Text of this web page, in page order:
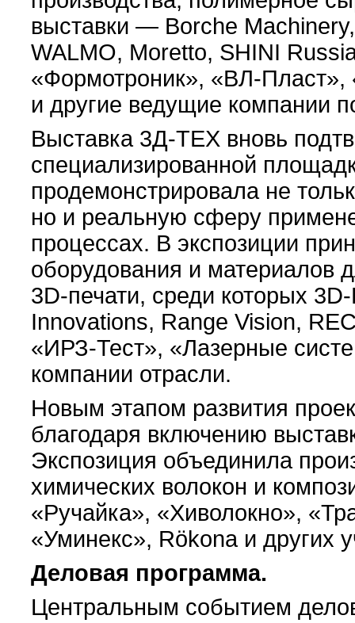
выставки — Borche
WALMO, Moretto, SHINI
«Формотроник», «ВЛ-
и другие ведущие компании
Выставка 3Д-ТЕХ вновь
специализированной
продемонстрировала не
но и реальную сферу
процессах. В экспозиции
оборудования и материалов
3D-печати, среди которых
Innovations, Range Vision,
«ИРЗ-Тест», «Лазерные
компании отрасли.
Новым этапом развития
благодаря включению
Экспозиция объединила
химических волокон и
«Ручайка», «Хиволокно»,
«Уминекс», Rӧkona и других
Деловая программа.
Центральным событием